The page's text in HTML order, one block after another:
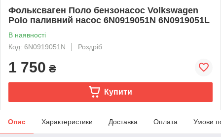
Фольксваген Поло бензонасос Volkswagen
Polo паливний насос 6N0919051N 6N0919051L
В наявності
Код: 6N0919051N
Роздріб
1 750 ₴
Купити
Опис Характеристики Доставка Оплата Умови